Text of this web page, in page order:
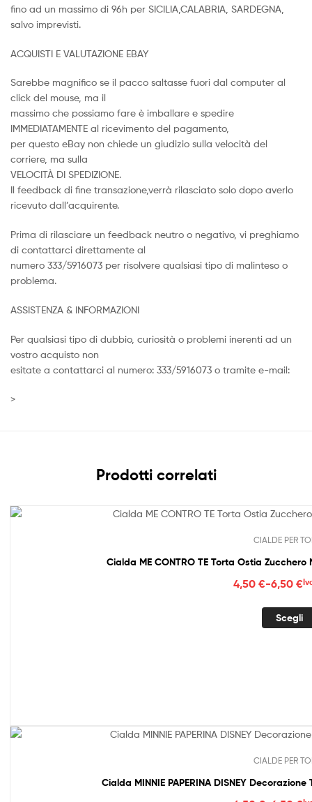
fino ad un massimo di 96h per SICILIA,CALABRIA, SARDEGNA,
salvo imprevisti.
ACQUISTI E VALUTAZIONE EBAY
Sarebbe magnifico se il pacco saltasse fuori dal computer al
click del mouse, ma il
massimo che possiamo fare è imballare e spedire
IMMEDIATAMENTE al ricevimento del pagamento,
per questo eBay non chiede un giudizio sulla velocità del
corriere, ma sulla
VELOCITÀ DI SPEDIZIONE.
Il feedback di fine transazione,verrà rilasciato solo dopo averlo
ricevuto dall’acquirente.
Prima di rilasciare un feedback neutro o negativo, vi preghiamo
di contattarci direttamente al
numero 333/5916073 per risolvere qualsiasi tipo di malinteso o
problema.
ASSISTENZA & INFORMAZIONI
Per qualsiasi tipo di dubbio, curiosità o problemi inerenti ad un
vostro acquisto non
esitate a contattarci al numero: 333/5916073 o tramite e-mail:
>
Prodotti correlati
CIALDE PER
Cialda ME CONTRO TE Torta Ostia
4,50 €-6,50 €
Scegli
CIALDE PER
Cialda MINNIE PAPERINA DISNEY